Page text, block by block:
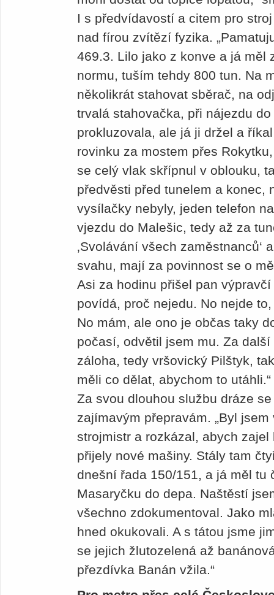
I s předvídavostí a citem pro
nad fírou zvítězí fyzika.
469.3. Lilo jako z konve a já měl
normu, tuším tehdy 800 tun. Na
několikrát stahovat sběrač, na
trvalá stahovačka, při nájezdu
prokluzovala, ale já ji držel a
rovinku za mostem přes
se celý vlak skřípnul v oblouku,
předvěsti před tunelem a konec,
vysílačky nebyly, jeden telefon
vjezdu do Malešic, tedy až za
‚Svolávání všech zaměstnanců‘
svahu, mají za povinnost se o
Asi za hodinu přišel pan
povídá, proč nejedu. No nejde
No mám, ale ono je občas taky
počasí, odvětil jsem mu. Za
záloha, tedy vršovický Pilštyk,
měli co dělat, abychom to
Za svou dlouhou službu dráze
zajímavým přepravám. „Byl
strojmistr a rozkázal, abych
přijely nové mašiny. Stály tam
dnešní řada 150/151, a já měl tu
Masaryčku do depa. Naštěstí
všechno zdokumentoval. Jako
hned okukovali. A s tátou jsme
se jejich žlutozelená až
přezdívka Banán vžila.“